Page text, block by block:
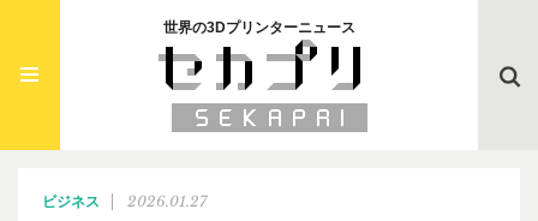
世界の3Dプリンターニュース
ビジネス 2026.01.27